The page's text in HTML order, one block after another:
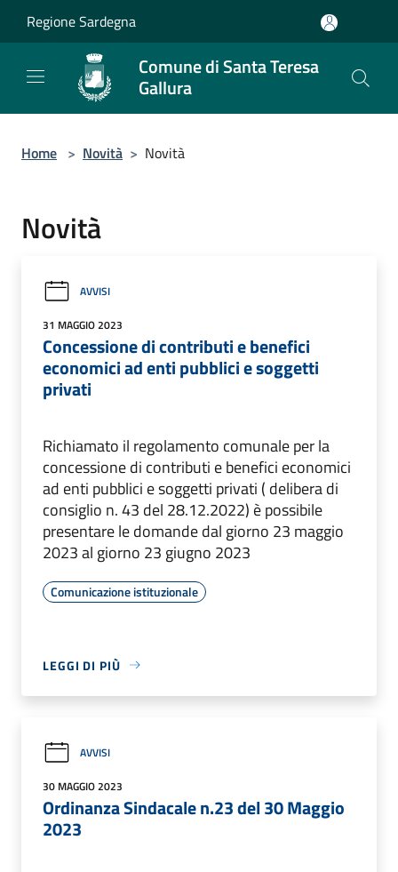
Regione Sardegna
Comune di Santa Teresa
Gallura
Home > Novità > Novità
Novità
AVVISI
31 MAGGIO 2023
Concessione di contributi e benefici
economici ad enti pubblici e soggetti
privati
Richiamato il regolamento comunale per la
concessione di contributi e benefici economici
ad enti pubblici e soggetti privati ( delibera di
consiglio n. 43 del 28.12.2022) è possibile
presentare le domande dal giorno 23 maggio
2023 al giorno 23 giugno 2023
Comunicazione istituzionale
LEGGI DI PIÙ
AVVISI
30 MAGGIO 2023
Ordinanza Sindacale n.23 del 30 Maggio
2023